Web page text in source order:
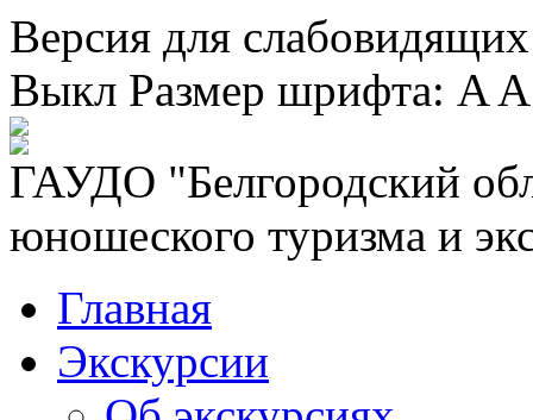
Версия для
Выкл Размер шрифта: A A
ГАУДО "Белгородский
юношеского туризма и
Главная
Экскурсии